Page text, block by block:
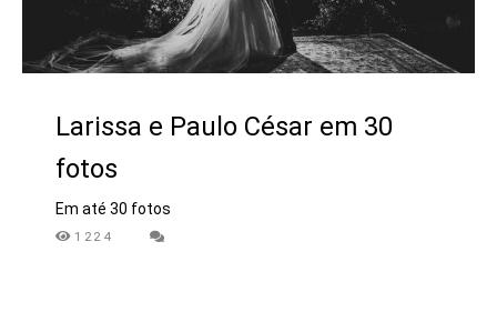
Larissa e Paulo César em 30
fotos
Em até 30 fotos
1224